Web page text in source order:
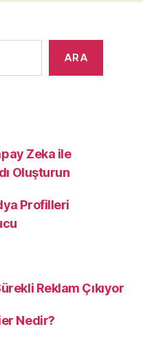
ARA
Zeka ile
Oluşturun
Profilleri
Reklam Çıkıyor
Nedir?